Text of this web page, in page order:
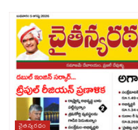
చైతన్యరధం